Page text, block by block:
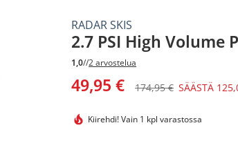
RADAR SKIS
2.7 PSI High Volume
1,0//2 arvostelua
49,95 € 174,95 € SÄÄSTÄ
Kiirehdi!Vain 1 kpl varastossa